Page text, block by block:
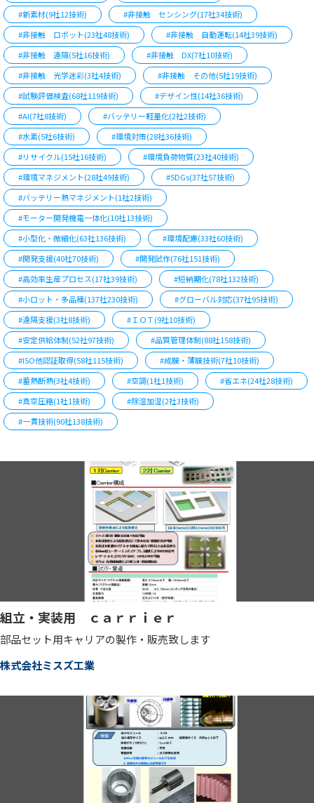
#新素材(9社12技術)
#非接触 センシング(17社34技術)
#非接触 ロボット(23社48技術)
#非接触 自動運転(14社39技術)
#非接触 遠隔(5社16技術)
#非接触 DX(7社10技術)
#非接触 光学迷彩(3社4技術)
#非接触 その他(5社19技術)
#試験評価検査(68社119技術)
#デザイン性(14社36技術)
#AI(7社8技術)
#バッテリー軽量化(2社2技術)
#水素(5社6技術)
#環境対策(28社36技術)
#リサイクル(15社16技術)
#環境負荷物質(23社40技術)
#環境マネジメント(28社49技術)
#SDGs(37社57技術)
#バッテリー熱マネジメント(1社2技術)
#モーター開発機電一体化(10社13技術)
#小型化・微細化(63社136技術)
#環境配慮(33社60技術)
#開発支援(40社70技術)
#開発試作(76社151技術)
#高効率生産プロセス(17社39技術)
#短納期化(78社132技術)
#小ロット・多品種(137社230技術)
#グローバル対応(37社95技術)
#遠隔支援(3社8技術)
#ＩＯＴ(9社10技術)
#安定供給体制(52社97技術)
#品質管理体制(88社158技術)
#ISO他認証取得(58社115技術)
#成膜・薄膜技術(7社10技術)
#蓄熱断熱(3社4技術)
#空調(1社1技術)
#省エネ(24社28技術)
#真空圧縮(1社1技術)
#除湿加湿(2社3技術)
#一貫技術(90社138技術)
組立・実装用 ｃａｒｒｉｅｒ
部品セット用キャリアの製作・販売致します
株式会社ミスズ工業